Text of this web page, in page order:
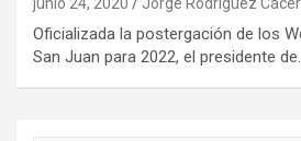
Oficializada la postergación de los
San Juan para 2022, el presidente